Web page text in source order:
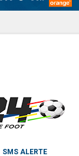
SMS ALERTE